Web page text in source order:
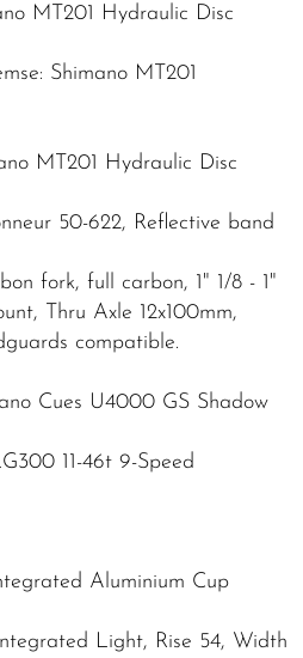
MT201 Hydraulic Disc
Shimano MT201
MT201 Hydraulic Disc
50-622, Reflective band
fork, full carbon, 1" 1/8 - 1"
Thru Axle 12x100mm,
compatible.
Cues U4000 GS Shadow
11-46t 9-Speed
Aluminium Cup
Light, Rise 54, Width